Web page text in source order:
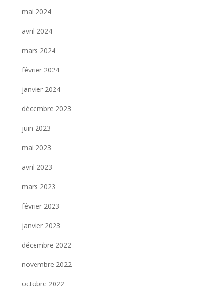
mai 2024
avril 2024
mars 2024
février 2024
janvier 2024
décembre 2023
juin 2023
mai 2023
avril 2023
mars 2023
février 2023
janvier 2023
décembre 2022
novembre 2022
octobre 2022